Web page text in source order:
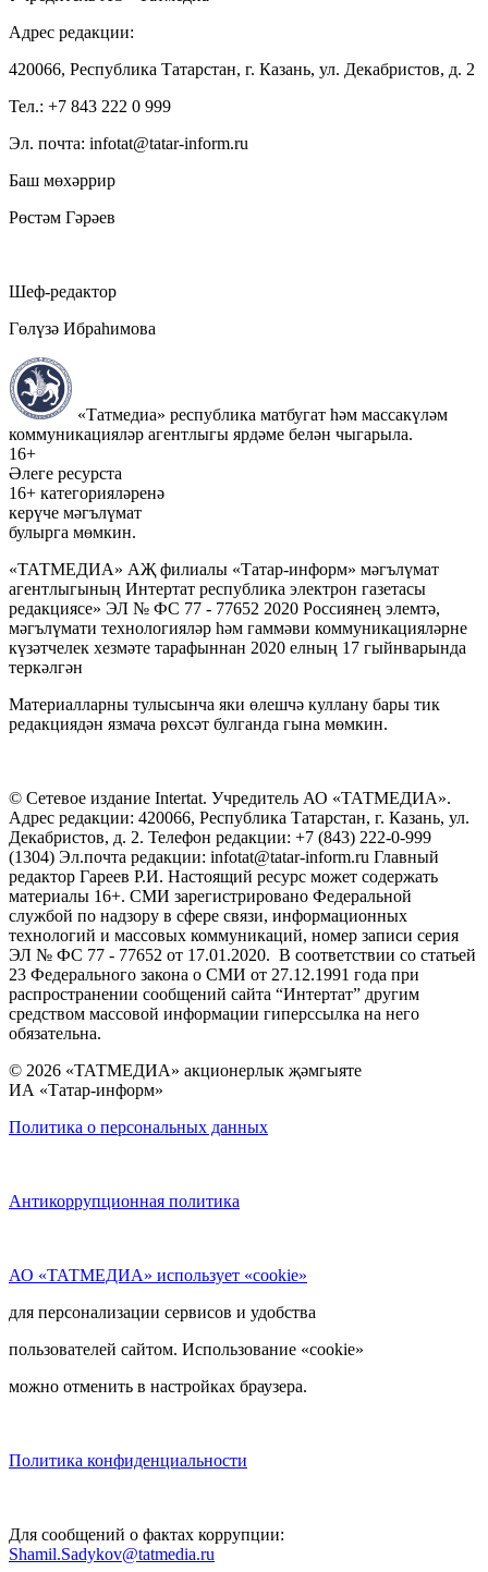
Адрес редакции:
420066, Республика Татарстан, г. Казань, ул. Декабристов, д. 2
Тел.: +7 843 222 0 999
Эл. почта: infotat@tatar-inform.ru
Баш мөхәррир
Рөстәм Гәрәев
Шеф-редактор
Гөлүзә Ибраһимова
«Татмедиа» республика матбугат һәм массакүләм
коммуникацияләр агентлыгы ярдәме белән чыгарыла.
16+
Әлеге ресурста
16+ категорияләренә
керүче мәгълүмат
булырга мөмкин.
«ТАТМЕДИА» АҖ филиалы «Татар-информ» мәгълүмат
агентлыгының Интертат республика электрон газетасы
редакциясе» ЭЛ № ФС 77 - 77652 2020 Россиянең элемтә,
мәгълүмати технологияләр һәм гаммәви коммуникацияләрне
күзәтчелек хезмәте тарафыннан 2020 елның 17 гыйнварында
теркәлгән
Материалларны тулысынча яки өлешчә куллану бары тик
редакциядән язмача рөхсәт булганда гына мөмкин.
© Сетевое издание Intertat. Учредитель АО «ТАТМЕДИА».
Адрес редакции: 420066, Республика Татарстан, г. Казань, ул.
Декабристов, д. 2. Телефон редакции: +7 (843) 222-0-999
(1304) Эл.почта редакции: infotat@tatar-inform.ru Главный
редактор Гареев Р.И. Настоящий ресурс может содержать
материалы 16+. СМИ зарегистрировано Федеральной
службой по надзору в сфере связи, информационных
технологий и массовых коммуникаций, номер записи серия
ЭЛ № ФС 77 - 77652 от 17.01.2020. В соответствии со статьей
23 Федерального закона о СМИ от 27.12.1991 года при
распространении сообщений сайта “Интертат” другим
средством массовой информации гиперссылка на него
обязательна.
© 2026 «ТАТМЕДИА» акционерлык җәмгыяте
ИА «Татар-информ»
Политика о персональных данных
Антикоррупционная политика
АО «ТАТМЕДИА» использует «cookie»
для персонализации сервисов и удобства
пользователей сайтом. Использование «cookie»
можно отменить в настройках браузера.
Политика конфиденциальности
Для сообщений о фактах коррупции:
Shamil.Sadykov@tatmedia.ru